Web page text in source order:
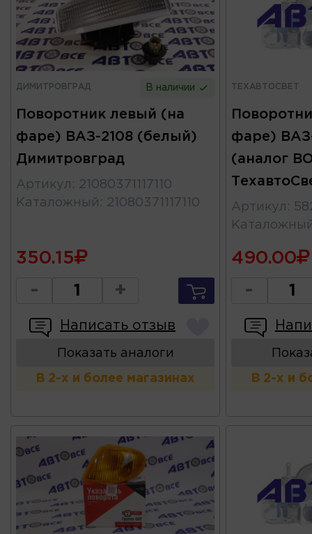
ДИМИТРОВГРАД В наличии
Поворотник левый (на
фаре) ВАЗ-2108 (белый)
Димитровград
Артикул : 21080371117110
Каталожный : 21080371117110
350.15
- +
Написать отзыв
Показать аналоги
В 2-х и более магазинах
ТЕХАВТОСВЕТ
фаре)
(аналог
Артикул :
490.00
-
В 2-х и